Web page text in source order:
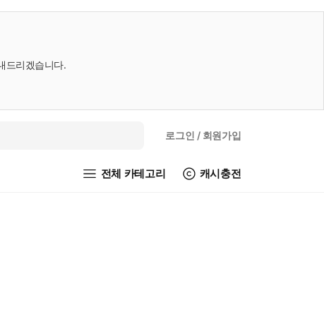
드리겠습니다.
로그인 / 회원가입
전체 카테고리 캐시충전